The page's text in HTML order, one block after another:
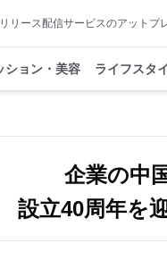
リース配信サービスのアットプ
ション・美容 ライフスタ
企業の中
設立40周年を